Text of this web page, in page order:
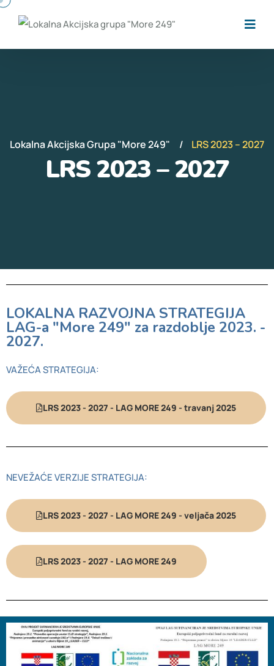
Lokalna Akcijska Grupa "More 249" LRS 2023 – 2027
LRS 2023 – 2027
LOKALNA RAZVOJNA STRATEGIJA
LAG-a "More 249" za razdoblje 2023. -
2027.
VAŽEĆA STRATEGIJA:
LRS 2023 - 2027 - LAG MORE 249 - travanj 2025
NEVEŽAĆE VERZIJE STRATEGIJA:
LRS 2023 - 2027 - LAG MORE 249 - veljača 2025
LRS 2023 - 2027 - LAG MORE 249